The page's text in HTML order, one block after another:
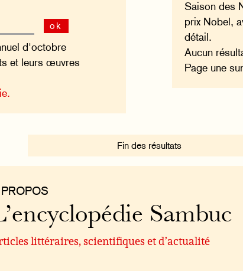
Saison des
prix Nobel,
détail.
Aucun
Page une
ok
d'octobre
et leurs œuvres
Fin des résultats
Sambuc
littéraires, scientifiques et d’actualité